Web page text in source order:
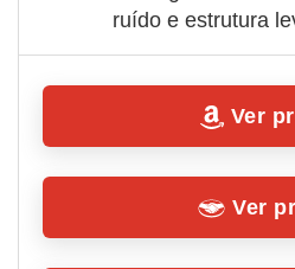
ruído e estrutura
Ver
Ver